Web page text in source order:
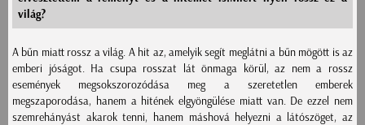
világ?
A bűn miatt rossz a világ. A hit az, amelyik segít meglátni a bűn mögött is az
emberi jóságot. Ha csupa rosszat lát önmaga körül, az nem a rossz
események megsokszorozódása meg a szeretetlen emberek
megszaporodása, hanem a hitének elgyöngülése miatt van. De ezzel nem
szemrehányást akarok tenni, hanem máshová helyezni a látószöget, az